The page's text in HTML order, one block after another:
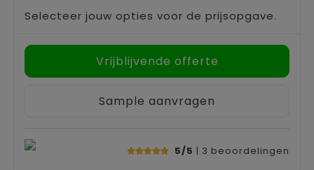
Selecteer jouw opties voor de prijsopgave.
Vrijblijvende offerte
Sample aanvragen
5/5 | 3 beoordelingen